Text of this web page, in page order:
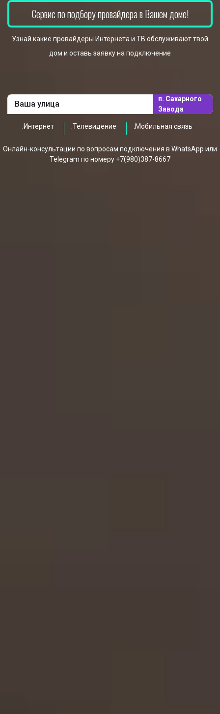
Сервис по подбору провайдера в Вашем доме!
Узнай какие провайдеры Интернета и ТВ обслуживают твой
дом и оставь заявку на подключение
п. Сахарного
Завода
.Интернет .Телевидение .Мобильная связь
Онлайн-консультации по вопросам подключения в WhatsApp или
Telegram по номеру +7(980)387-8667